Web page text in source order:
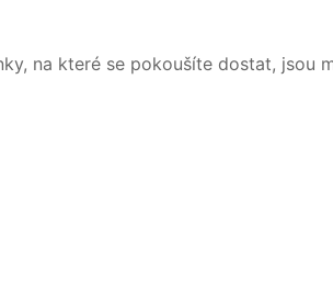
na které se pokoušíte dostat, jsou